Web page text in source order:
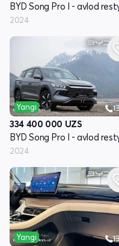
2024
Yangi
334 400 000 UZS
2024
Yangi